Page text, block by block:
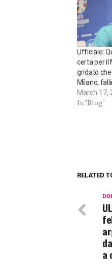
Ufficiale:
certa per il
gridato
Milano,
March 17,
In "Blog"
RELATED
a